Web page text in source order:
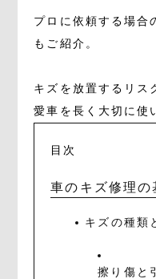
プロに依頼する場合
もご紹介。
キズを放置するリス
愛車を長く大切に使
目次
車のキズ修理の
キズの種類
擦り傷と